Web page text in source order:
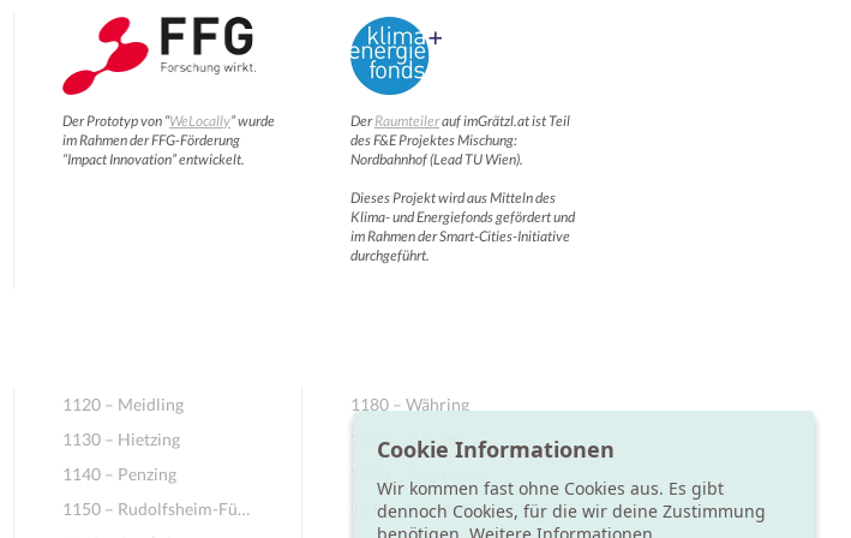
Der Prototyp von “WeLocally” wurde
im Rahmen der FFG-Förderung
“Impact Innovation” entwickelt.
DerRaumteilerauf imGrätzl.at ist Teil
des F&E Projektes Mischung:
Nordbahnhof (Lead TU Wien).
Dieses Projekt wird aus Mitteln des
Klima- und Energiefonds gefördert und
im Rahmen der Smart-Cities-Initiative
durchgeführt.
1120 – Meidling
1130 – Hietzing
1140 – Penzing
1150 – Rudolfsheim-Fünfhaus
1180 – Währing
1190 – Döbling
1200 – Brigittenau
1210 – Floridsdorf
Cookie Informationen
Wir kommen fast ohne Cookies aus. Es gibt
dennoch Cookies, für die wir deine Zustimmung